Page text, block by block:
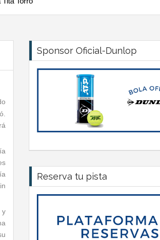
y
Sponsor Oficial-Dunlop
Reserva tu pista